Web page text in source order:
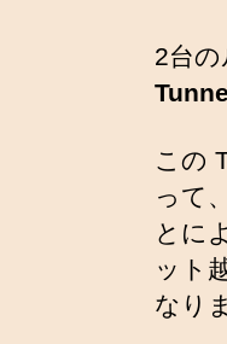
2台の
この
って
とに
ット
なり